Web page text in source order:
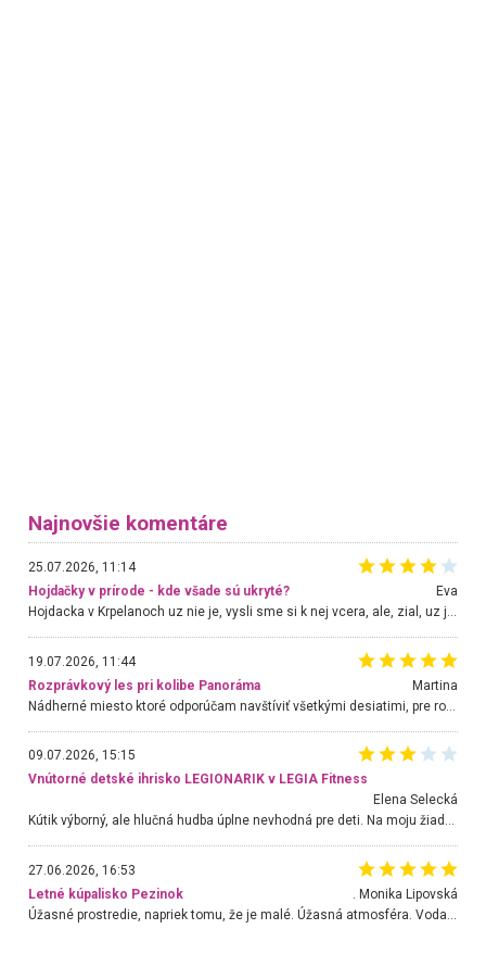
Najnovšie komentáre
25.07.2026, 11:14
Hojdačky v prírode - kde všade sú ukryté?
Eva
Hojdacka v Krpelanoch uz nie je, vysli sme si k nej vcera, ale, zial, uz je znicena. Ak sem planujete cestu len kvoli hojdacke, mozete si ju usetrit. Krasny vyhlad je tu vsak aj bez hojdacky :-)
19.07.2026, 11:44
Rozprávkový les pri kolibe Panoráma
Martina
Nádherné miesto ktoré odporúčam navštíviť všetkými desiatimi, pre rodiny s deťmi, dôchodcom... Proste a jednoducho ozaj rozprávkový les.. určite ešte prídeme. Odniesli sme si na pamiatku krásne tričká,
09.07.2026, 15:15
Vnútorné detské ihrisko LEGIONARIK v LEGIA Fitness
Elena Selecká
Kútik výborný, ale hlučná hudba úplne nevhodná pre deti. Na moju žiadosť o aspoň sušenie nereagovali.
27.06.2026, 16:53
Letné kúpalisko Pezinok
. Monika Lipovská
Úžasné prostredie, napriek tomu, že je malé. Úžasná atmosféra. Voda fantastická a nádherná. Ľudí je pomerne veľa, ale su mili a ohľaduplní. Je veľmi zaujímavé sledovať, ako dokážu spolu športovať cudzí ľudia a bez ohľadu na vek. Vládne tu pohoda. Vnuka neviem dostať z vody. Ďakujem za krásny deň . Urcite sa sem vrátim. Jediný problém je s parkovaním, ale aj ten sa mi podarilo vyriešiť. Monika Bratislava